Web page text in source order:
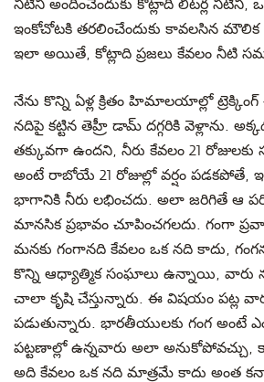
నీటిని అందించేందుకు కోట్లాది లీటర్ల నీటిని,
ఇంకోచోటకి తరలించేందుకు కావలసిన మౌలిక
ఇలా అయితే, కోట్లాది ప్రజలు కేవలం నీటి
నేను కొన్ని ఏళ్ల క్రితం హిమాలయాల్లో ట్రెక్కింగ్
నదిపై కట్టిన తెహ్రీ డామ్ దగ్గరికి వెళ్లాను.
తక్కువగా ఉందని, నీరు కేవలం 21
అంటే రాబోయే 21 రోజుల్లో వర్షం పడకపోతే, ఇక
భాగానికి నీరు లభించదు. అలా జరిగితే ఆ
మానసిక ప్రభావం చూపించగలదు. గంగా
మనకు గంగానది కేవలం ఒక నది కాదు, గంగను
కొన్ని ఆధ్యాత్మిక సంఘాలు ఉన్నాయి, వారు
చాలా కృషి చేస్తున్నారు. ఈ విషయం పట్ల
పడుతున్నారు. భారతీయులకు గంగ అంటే
పట్టణాల్లో ఉన్నవారు అలా అనుకోపోవచ్చు,
అది కేవలం ఒక నది మాత్రమే కాదు అంత